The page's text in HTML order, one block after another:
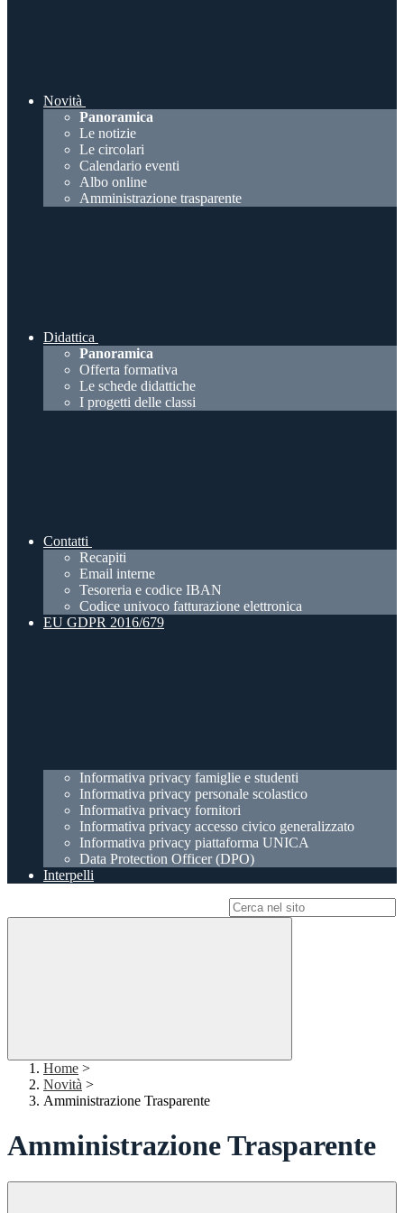
Novità
Panoramica
Le notizie
Le circolari
Calendario eventi
Albo online
Amministrazione trasparente
Didattica
Panoramica
Offerta formativa
Le schede didattiche
I progetti delle classi
Contatti
Recapiti
Email interne
Tesoreria e codice IBAN
Codice univoco fatturazione elettronica
EU GDPR 2016/679
Informativa privacy famiglie e studenti
Informativa privacy personale scolastico
Informativa privacy fornitori
Informativa privacy accesso civico generalizzato
Informativa privacy piattaforma UNICA
Data Protection Officer (DPO)
Interpelli
Home >
Novità >
Amministrazione Trasparente
Amministrazione Trasparente